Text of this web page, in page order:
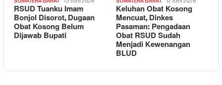
RSUD Tuanku Imam
Bonjol Disorot, Dugaan
Obat Kosong Belum
Dijawab Bupati
Keluhan Obat Kosong
Mencuat, Dinkes
Pasaman: Pengadaan
Obat RSUD Sudah
Menjadi Kewenangan
BLUD